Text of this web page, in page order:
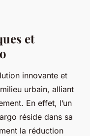
et
innovante et
urbain, alliant
En effet, l’un
réside dans sa
la réduction